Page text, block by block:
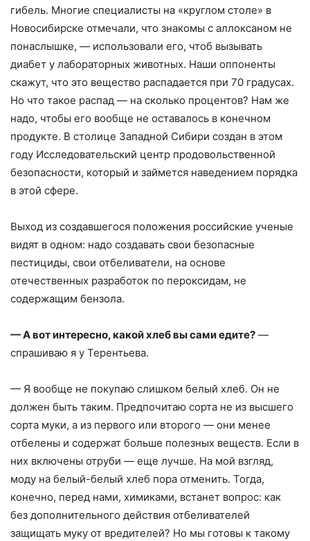
гибель. Многие специалисты на «круглом столе» в
Новосибирске отмечали, что знакомы с аллоксаном не
понаслышке, — использовали его, чтоб вызывать
диабет у лабораторных животных. Наши оппоненты
скажут, что это вещество распадается при 70 градусах.
Но что такое распад — на сколько процентов? Нам же
надо, чтобы его вообще не оставалось в конечном
продукте. В столице Западной Сибири создан в этом
году Исследовательский центр продовольственной
безопасности, который и займется наведением порядка
в этой сфере.
Выход из создавшегося положения российские ученые
видят в одном: надо создавать свои безопасные
пестициды, свои отбеливатели, на основе
отечественных разработок по пероксидам, не
содержащим бензола.
— А вот интересно, какой хлеб вы сами едите? —
спрашиваю я у Терентьева.
— Я вообще не покупаю слишком белый хлеб. Он не
должен быть таким. Предпочитаю сорта не из высшего
сорта муки, а из первого или второго — они менее
отбелены и содержат больше полезных веществ. Если в
них включены отруби — еще лучше. На мой взгляд,
моду на белый-белый хлеб пора отменить. Тогда,
конечно, перед нами, химиками, встанет вопрос: как
без дополнительного действия отбеливателей
защищать муку от вредителей? Но мы готовы к такому